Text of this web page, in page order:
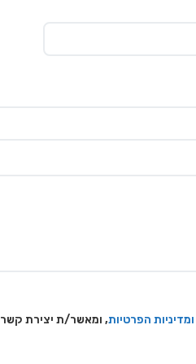
ומדיניות הפרטיות, ומאשר/ת יצירת